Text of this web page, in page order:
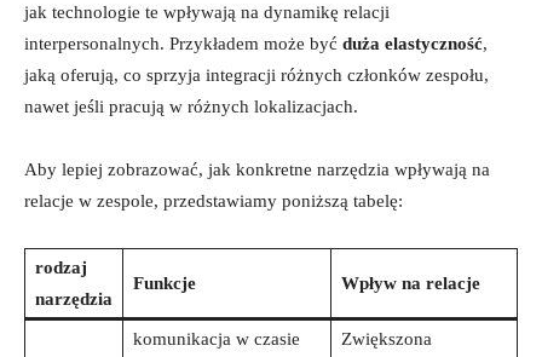
jak technologie te ⁢wpływają na dynamikę relacji
interpersonalnych. Przykładem może być duża elastyczność,
jaką oferują, co sprzyja integracji różnych członków zespołu,
nawet jeśli pracują w różnych lokalizacjach.
Aby lepiej zobrazować, jak konkretne narzędzia wpływają na
relacje w zespole, przedstawiamy poniższą ‍tabelę:
rodzaj
narzędzia
Funkcje Wpływ‍ na relacje
komunikacja ⁣w czasie
Zwiększona